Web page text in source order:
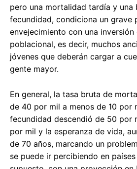
pero una mortalidad tardía y una
fecundidad, condiciona un grave
envejecimiento con una inversión
poblacional, es decir, muchos
jóvenes que deberán cargar a
gente mayor.
En general, la tasa bruta de
de 40 por mil a menos de 10 por
fecundidad descendió de 50 por
por mil y la esperanza de vida,
de 70 años, marcando un
se puede ir percibiendo en